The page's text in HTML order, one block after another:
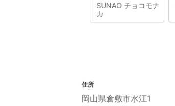
SUNAO チョコモナ
カ
住所
岡山県倉敷市水江1